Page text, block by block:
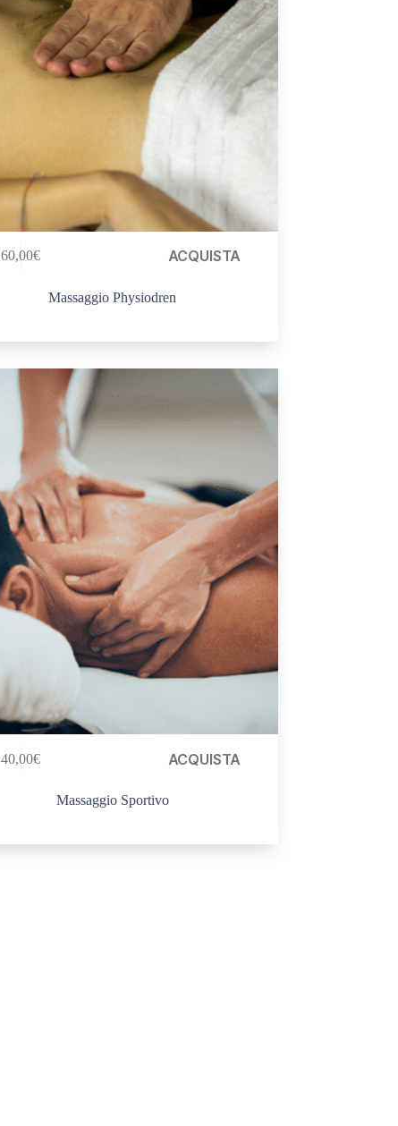
60,00€ ACQUISTA
Massaggio Physiodren
40,00€ ACQUISTA
Massaggio Sportivo